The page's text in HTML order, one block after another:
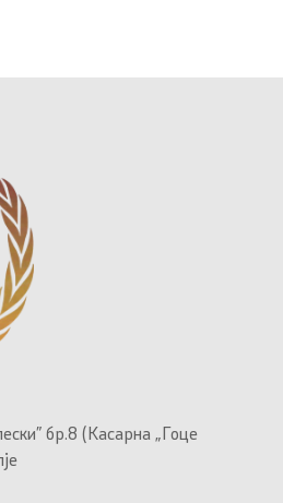
бр.8 (Касарна „Гоце